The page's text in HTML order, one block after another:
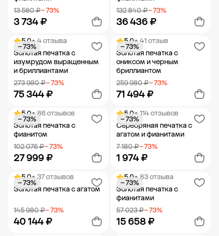
13 580 ₽− 73%
3 734 ₽
Добавить в корзину
132 840 ₽− 73%
36 436 ₽
Добавить в корзину
5.0• 4 отзыва
Золотая печатка с
изумрудом выращенным
и бриллиантами
273 980 ₽− 73%
75 344 ₽
− 73%
Добавить в корзину
5.0• 41 отзыв
Золотая печатка с
ониксом и черным
бриллиантом
259 980 ₽− 73%
71 494 ₽
− 73%
Добавить в корзину
5.0• 86 отзывов
Золотая печатка с
фианитом
102 076 ₽− 73%
27 999 ₽
− 73%
Добавить в корзину
5.0• 114 отзывов
Серебряная печатка с
агатом и фианитами
7 180 ₽− 73%
1 974 ₽
− 73%
Добавить в корзину
5.0• 37 отзывов
Золотая печатка с агатом
145 980 ₽− 73%
40 144 ₽
− 73%
5.0• 83 отзыва
Золотая печатка с
фианитами
57 023 ₽− 73%
15 658 ₽
− 73%